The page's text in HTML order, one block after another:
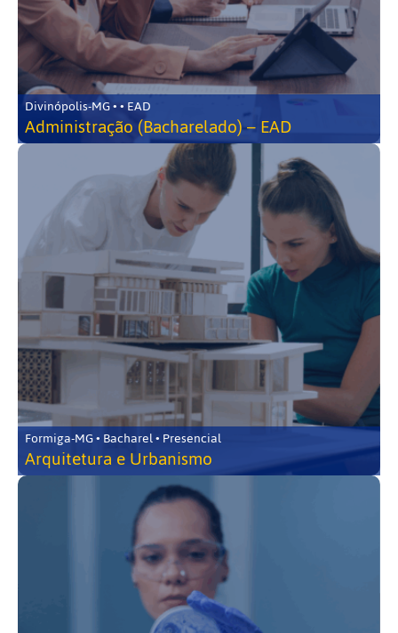
Divinópolis-MG • • EAD
Administração (Bacharelado) – EAD
Formiga-MG • Bacharel • Presencial
Arquitetura e Urbanismo